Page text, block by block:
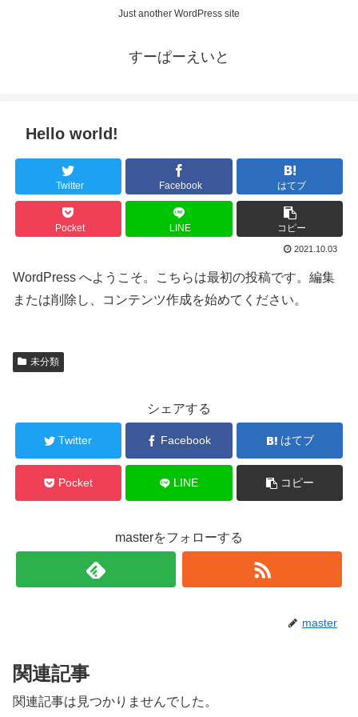
Just another WordPress site
すーぱーえいと
Hello world!
Twitter Facebook はてブ
Pocket LINE コピー
2021.10.03
WordPress へようこそ。こちらは最初の投稿です。編集
または削除し、コンテンツ作成を始めてください。
未分類
シェアする
Twitter Facebook はてブ
Pocket LINE コピー
masterをフォローする
master
関連記事
関連記事は見つかりませんでした。